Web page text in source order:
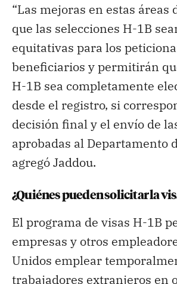
“Las mejoras en estas áreas
que las selecciones H-1B
equitativas para los
beneficiarios y permitirán
H-1B sea completamente
desde el registro, si
decisión final y el envío de
aprobadas al Departamento
agregó Jaddou.
¿Quiénes pueden solicitar la
El programa de visas H-1B
empresas y otros
Unidos emplear
trabajadores extranjeros en